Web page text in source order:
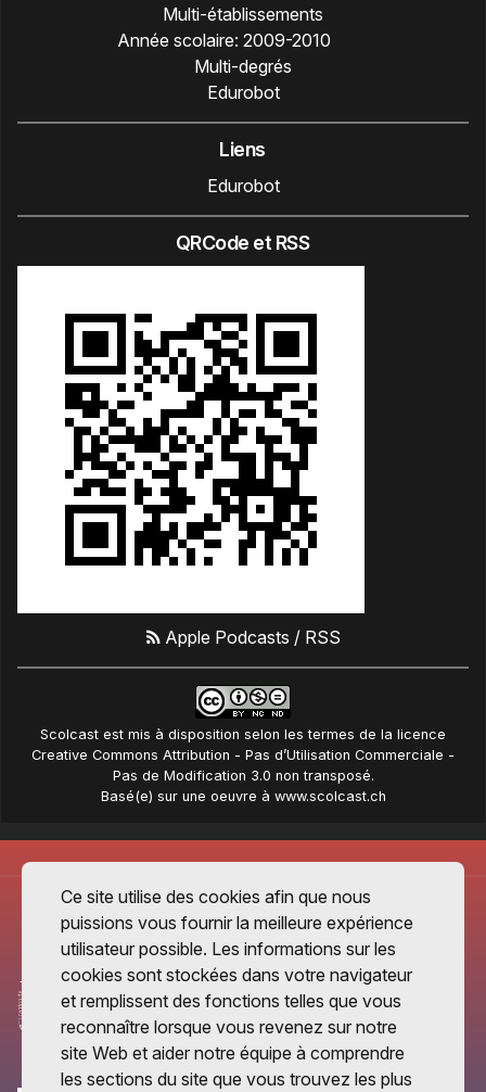
Multi-établissements
Année scolaire: 2009-2010
Multi-degrés
Edurobot
Liens
Edurobot
QRCode et RSS
Apple Podcasts / RSS
Scolcast est mis à disposition selon les termes de la licence
Creative Commons Attribution - Pas d’Utilisation Commerciale -
Pas de Modification 3.0 non transposé.
Basé(e) sur une oeuvre à www.scolcast.ch
Ce site utilise des cookies afin que nous
puissions vous fournir la meilleure expérience
utilisateur possible. Les informations sur les
cookies sont stockées dans votre navigateur
et remplissent des fonctions telles que vous
reconnaître lorsque vous revenez sur notre
site Web et aider notre équipe à comprendre
les sections du site que vous trouvez les plus